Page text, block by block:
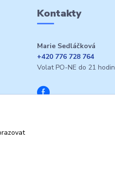
Kontakty
Marie Sedláčková
+420 776 728 764
Volat PO-NE do 21 hodin